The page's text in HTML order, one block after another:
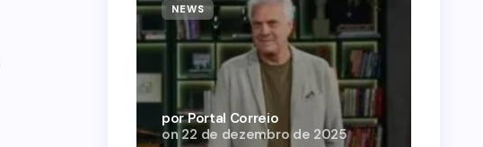
NEWS
por Portal Correio
on 22 de dezembro de 2025